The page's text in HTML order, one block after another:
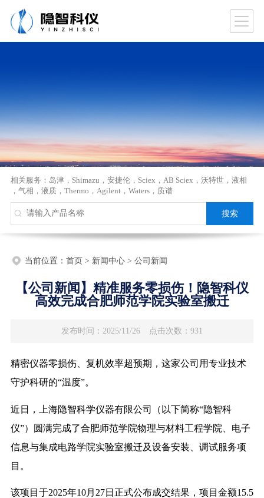
相关服务： 岛津， Shimazu ， 安捷伦， Sciex ， AB Sciex ， 沃特世， 液相
， 气相 ， 液质， Thermo ， Agilent ， Waters， 质谱
当前位置： 首页> 新闻中心> 公司新闻
【公司新闻】精准服务零损伤！隐智科仪
高效完成合肥师范学院实验室搬迁
发布时间：2025/11/26 点击次数：931
精密仪器零损伤、复机效率超预期，这家公司用专业技术
守护科研的“温度”。
近日，上海隐智科学仪器有限公司（以下简称“隐智科
仪”）圆满完成了合肥师范学院物理与材料工程学院、电子
信息与集成电路学院实验室搬迁及设备安装、调试服务项
目。
该项目于2025年10月27日正式公布成交结果，项目金额15.5